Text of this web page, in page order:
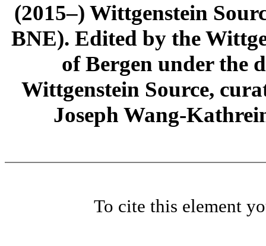
(2015–) Wittgenstein
BNE). Edited by the
of Bergen under the
Wittgenstein Source,
Joseph Wang-
To cite this element